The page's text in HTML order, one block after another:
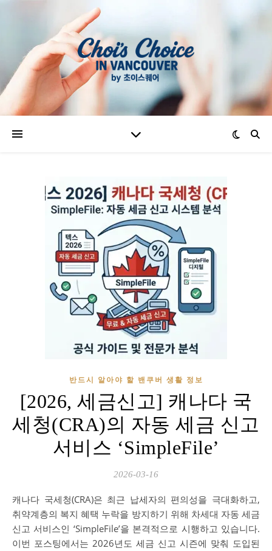
반드시 알아야 할 밴쿠버 생활 정보
[2026, 세금신고] 캐나다 국
세청(CRA)의 자동 세금 신고
서비스 ‘SimpleFile’
2026-03-16
캐나다 국세청(CRA)은 최근 납세자의 편의성을 극대화하고,
취약계층의 복지 혜택 누락을 방지하기 위해 차세대 자동 세금
신고 서비스인 ‘SimpleFile’을 본격적으로 시행하고 있습니다.
이번 포스팅에서는 2026년도 세금 신고 시즌에 맞춰 도입된